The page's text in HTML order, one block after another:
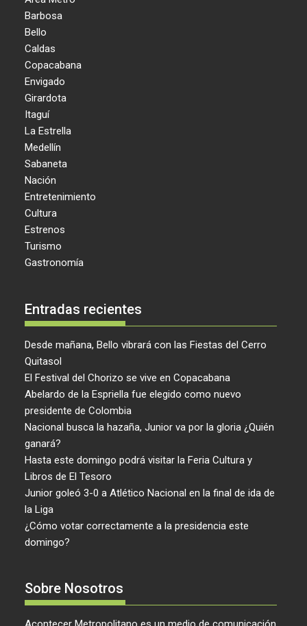
Barbosa
Bello
Caldas
Copacabana
Envigado
Girardota
Itaguí
La Estrella
Medellín
Sabaneta
Nación
Entretenimiento
Cultura
Estrenos
Turismo
Gastronomía
Entradas recientes
Desde mañana, Bello vibrará con las Fiestas del Cerro
Quitasol
El Festival del Chorizo se vive en Copacabana
Abelardo de la Espriella fue elegido como nuevo
presidente de Colombia
Nacional busca la hazaña, Junior va por la gloria ¿Quién
ganará?
Hasta este domingo podrá visitar la Feria Cultura y
Libros de El Tesoro
Junior goleó 3-0 a Atlético Nacional en la final de ida de
la Liga
¿Cómo votar correctamente a la presidencia este
domingo?
Sobre Nosotros